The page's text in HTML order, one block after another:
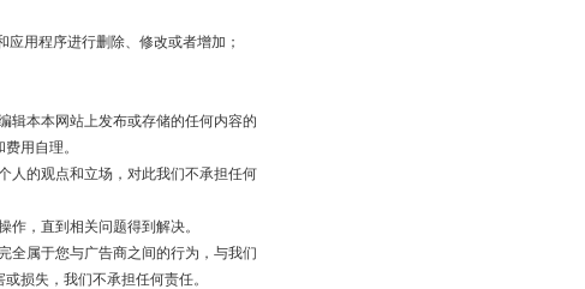
用程序进行删除、修改或者增加；
本本网站上发布或存储的任何内容的
用自理。
的观点和立场，对此我们不承担任何
，直到相关问题得到解决。
属于您与广告商之间的行为，与我们
损失，我们不承担任何责任。